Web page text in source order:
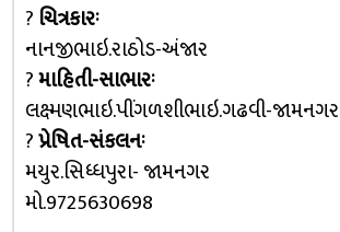
? ચિત્રકારઃ
નાનજીભાઇ.રાઠોડ-અંજાર
?માહિતી-સાભારઃ
લક્ષ્મણભાઇ.પીંગળશીભાઇ.ગઢવી-જામનગર
?પ્રેષિત-સંકલનઃ
મયુર.સિધ્ધપુરા- જામનગર
મો.9725630698